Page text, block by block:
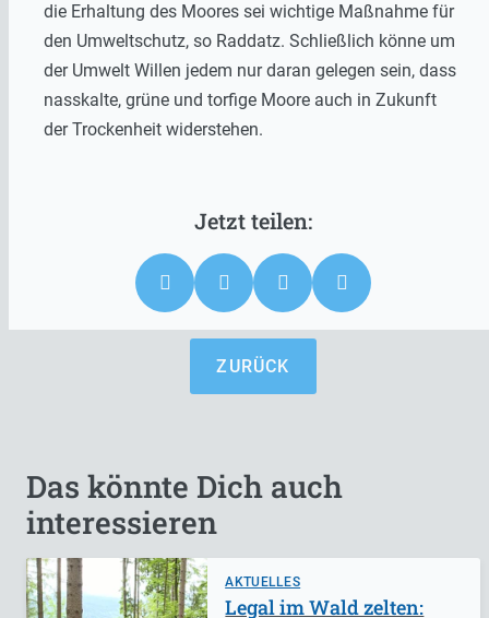
die Erhaltung des Moores sei wichtige Maßnahme für
den Umweltschutz, so Raddatz. Schließlich könne um
der Umwelt Willen jedem nur daran gelegen sein, dass
nasskalte, grüne und torfige Moore auch in Zukunft
der Trockenheit widerstehen.
ZURÜCK
Das könnte Dich auch
interessieren
AKTUELLES
Legal im Wald zelten: